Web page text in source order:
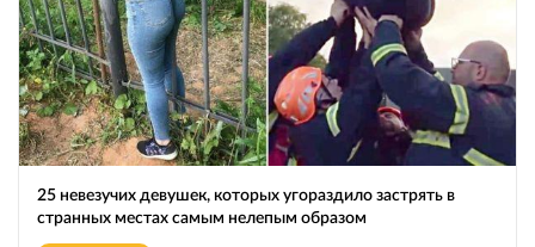
25 невезучих девушек, которых угораздило застрять в
странных местах самым нелепым образом